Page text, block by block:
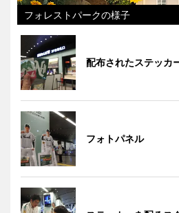
フォレストパークの様子
配布されたステッカ
フォトパネル